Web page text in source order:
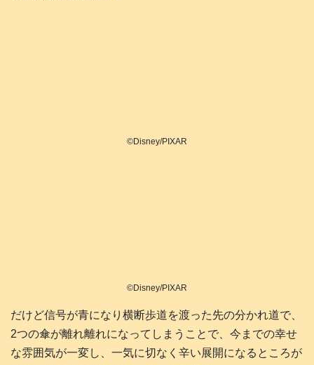
©Disney/PIXAR
©Disney/PIXAR
だけど信号が青になり横断歩道を渡った先の分かれ道で、
2つの傘が離れ離れになってしまうことで、今までの幸せ
な雰囲気が一変し、一気に切なく辛い展開になるところが